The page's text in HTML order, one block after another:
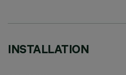
INSTALLATION